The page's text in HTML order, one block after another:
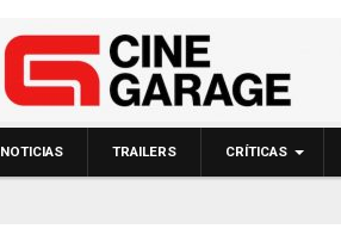
NOTICIAS TRAILERS CRÍTICAS